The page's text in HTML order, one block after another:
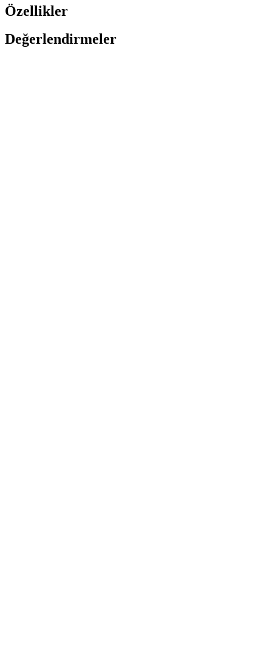
Özellikler
Değerlendirmeler